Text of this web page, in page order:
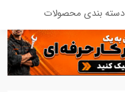
دسته بندی محصولات